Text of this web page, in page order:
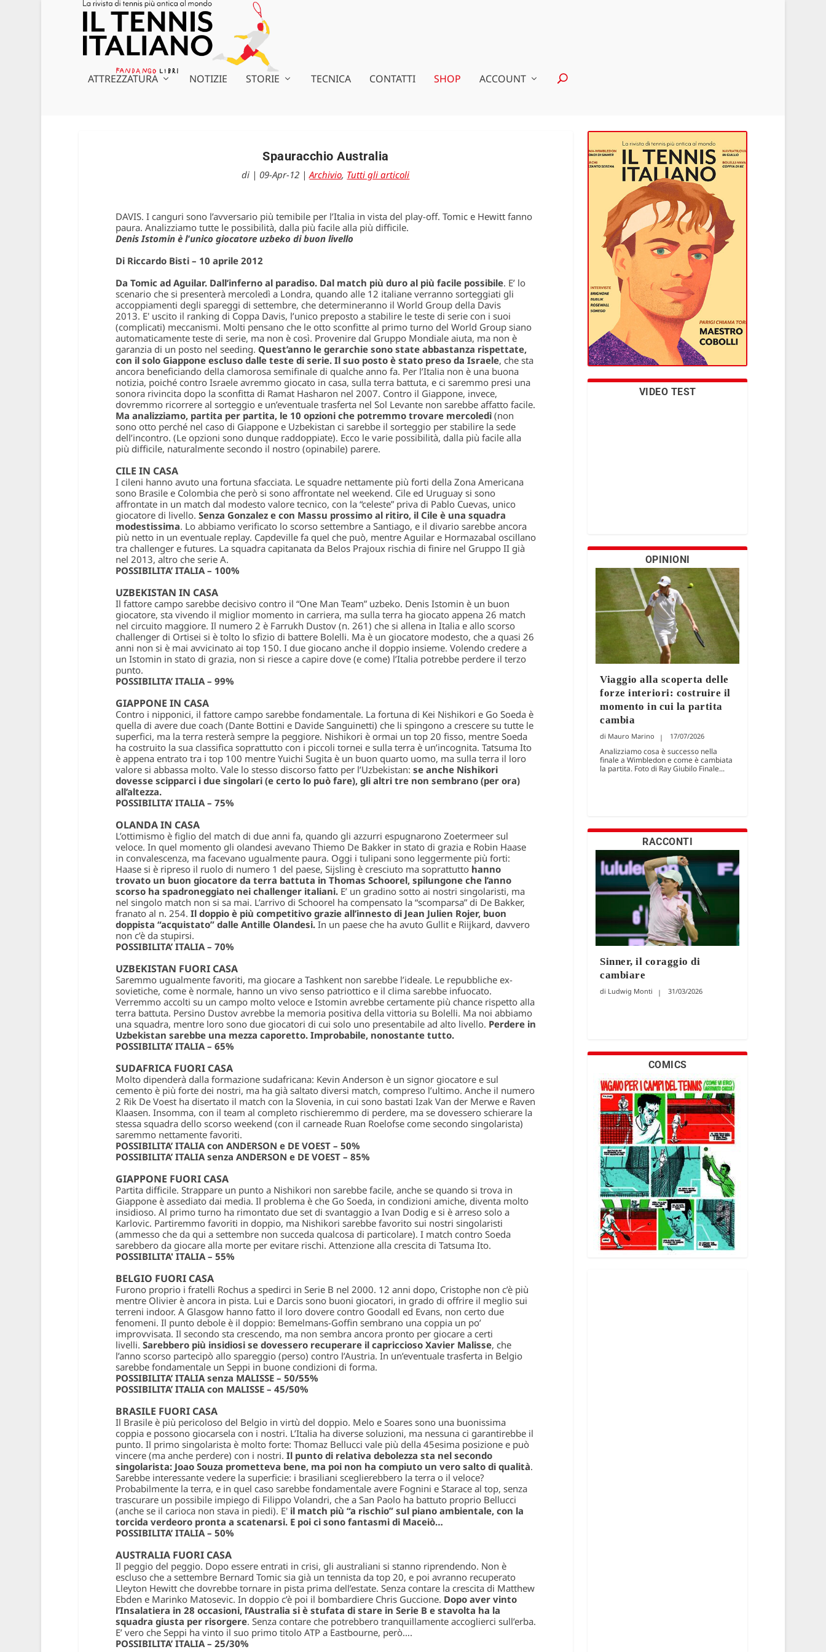
ATTREZZATURA NOTIZIE STORIE TECNICA CONTATTI SHOP ACCOUNT
Spauracchio Australia
di | 09-Apr-12 |Archivio, Tutti gli articoli
DAVIS. I canguri sono l’avversario più temibile per l’Italia in vista del play-off. Tomic e Hewitt fanno
paura. Analizziamo tutte le possibilità, dalla più facile alla più difficile.
Denis Istomin è l'unico giocatore uzbeko di buon livello
Di Riccardo Bisti – 10 aprile 2012
Da Tomic ad Aguilar. Dall’inferno al paradiso. Dal match più duro al più facile possibile. E’ lo
scenario che si presenterà mercoledì a Londra, quando alle 12 italiane verranno sorteggiati gli
accoppiamenti degli spareggi di settembre, che determineranno il World Group della Davis
2013. E' uscito il ranking di Coppa Davis, l’unico preposto a stabilire le teste di serie con i suoi
(complicati) meccanismi. Molti pensano che le otto sconfitte al primo turno del World Group siano
automaticamente teste di serie, ma non è così. Provenire dal Gruppo Mondiale aiuta, ma non è
garanzia di un posto nel seeding. Quest’anno le gerarchie sono state abbastanza rispettate,
con il solo Giappone escluso dalle teste di serie. Il suo posto è stato preso da Israele, che sta
ancora beneficiando della clamorosa semifinale di qualche anno fa. Per l’Italia non è una buona
notizia, poiché contro Israele avremmo giocato in casa, sulla terra battuta, e ci saremmo presi una
sonora rivincita dopo la sconfitta di Ramat Hasharon nel 2007. Contro il Giappone, invece,
dovremmo ricorrere al sorteggio e un’eventuale trasferta nel Sol Levante non sarebbe affatto facile.
Ma analizziamo, partita per partita, le 10 opzioni che potremmo trovare mercoledì(non
sono otto perché nel caso di Giappone e Uzbekistan ci sarebbe il sorteggio per stabilire la sede
dell’incontro. (Le opzioni sono dunque raddoppiate). Ecco le varie possibilità, dalla più facile alla
più difficile, naturalmente secondo il nostro (opinabile) parere.
CILE IN CASA
I cileni hanno avuto una fortuna sfacciata. Le squadre nettamente più forti della Zona Americana
sono Brasile e Colombia che però si sono affrontate nel weekend. Cile ed Uruguay si sono
affrontate in un match dal modesto valore tecnico, con la “celeste” priva di Pablo Cuevas, unico
giocatore di livello. Senza Gonzalez e con Massu prossimo al ritiro, il Cile è una squadra
modestissima. Lo abbiamo verificato lo scorso settembre a Santiago, e il divario sarebbe ancora
più netto in un eventuale replay. Capdeville fa quel che può, mentre Aguilar e Hormazabal oscillano
tra challenger e futures. La squadra capitanata da Belos Prajoux rischia di finire nel Gruppo II già
nel 2013, altro che serie A.
POSSIBILITA’ ITALIA – 100%
UZBEKISTAN IN CASA
Il fattore campo sarebbe decisivo contro il “One Man Team” uzbeko. Denis Istomin è un buon
giocatore, sta vivendo il miglior momento in carriera, ma sulla terra ha giocato appena 26 match
nel circuito maggiore. Il numero 2 è Farrukh Dustov (n. 261) che si allena in Italia e allo scorso
challenger di Ortisei si è tolto lo sfizio di battere Bolelli. Ma è un giocatore modesto, che a quasi 26
anni non si è mai avvicinato ai top 150. I due giocano anche il doppio insieme. Volendo credere a
un Istomin in stato di grazia, non si riesce a capire dove (e come) l’Italia potrebbe perdere il terzo
punto.
POSSIBILITA’ ITALIA – 99%
GIAPPONE IN CASA
Contro i nipponici, il fattore campo sarebbe fondamentale. La fortuna di Kei Nishikori e Go Soeda è
quella di avere due coach (Dante Bottini e Davide Sanguinetti) che li spingono a crescere su tutte le
superfici, ma la terra resterà sempre la peggiore. Nishikori è ormai un top 20 fisso, mentre Soeda
ha costruito la sua classifica soprattutto con i piccoli tornei e sulla terra è un’incognita. Tatsuma Ito
è appena entrato tra i top 100 mentre Yuichi Sugita è un buon quarto uomo, ma sulla terra il loro
valore si abbassa molto. Vale lo stesso discorso fatto per l’Uzbekistan: se anche Nishikori
dovesse scipparci i due singolari (e certo lo può fare), gli altri tre non sembrano (per ora)
all’altezza.
POSSIBILITA’ ITALIA – 75%
OLANDA IN CASA
L’ottimismo è figlio del match di due anni fa, quando gli azzurri espugnarono Zoetermeer sul
veloce. In quel momento gli olandesi avevano Thiemo De Bakker in stato di grazia e Robin Haase
in convalescenza, ma facevano ugualmente paura. Oggi i tulipani sono leggermente più forti:
Haase si è ripreso il ruolo di numero 1 del paese, Sijsling è cresciuto ma soprattutto hanno
trovato un buon giocatore da terra battuta in Thomas Schoorel, spilungone che l’anno
scorso ha spadroneggiato nei challenger italiani.E’ un gradino sotto ai nostri singolaristi, ma
nel singolo match non si sa mai. L’arrivo di Schoorel ha compensato la “scomparsa” di De Bakker,
franato al n. 254. Il doppio è più competitivo grazie all’innesto di Jean Julien Rojer, buon
doppista “acquistato” dalle Antille Olandesi.In un paese che ha avuto Gullit e Riijkard, davvero
non c’è da stupirsi.
POSSIBILITA’ ITALIA – 70%
UZBEKISTAN FUORI CASA
Saremmo ugualmente favoriti, ma giocare a Tashkent non sarebbe l’ideale. Le repubbliche ex-
sovietiche, come è normale, hanno un vivo senso patriottico e il clima sarebbe infuocato.
Verremmo accolti su un campo molto veloce e Istomin avrebbe certamente più chance rispetto alla
terra battuta. Persino Dustov avrebbe la memoria positiva della vittoria su Bolelli. Ma noi abbiamo
una squadra, mentre loro sono due giocatori di cui solo uno presentabile ad alto livello. Perdere in
Uzbekistan sarebbe una mezza caporetto. Improbabile, nonostante tutto.
POSSIBILITA’ ITALIA – 65%
SUDAFRICA FUORI CASA
Molto dipenderà dalla formazione sudafricana: Kevin Anderson è un signor giocatore e sul
cemento è più forte dei nostri, ma ha già saltato diversi match, compreso l’ultimo. Anche il numero
2 Rik De Voest ha disertato il match con la Slovenia, in cui sono bastati Izak Van der Merwe e Raven
Klaasen. Insomma, con il team al completo rischieremmo di perdere, ma se dovessero schierare la
stessa squadra dello scorso weekend (con il carneade Ruan Roelofse come secondo singolarista)
saremmo nettamente favoriti.
POSSIBILITA’ ITALIA con ANDERSON e DE VOEST – 50%
POSSIBILITA’ ITALIA senza ANDERSON e DE VOEST – 85%
GIAPPONE FUORI CASA
Partita difficile. Strappare un punto a Nishikori non sarebbe facile, anche se quando si trova in
Giappone è assediato dai media. Il problema è che Go Soeda, in condizioni amiche, diventa molto
insidioso. Al primo turno ha rimontato due set di svantaggio a Ivan Dodig e si è arreso solo a
Karlovic. Partiremmo favoriti in doppio, ma Nishikori sarebbe favorito sui nostri singolaristi
(ammesso che da qui a settembre non succeda qualcosa di particolare). I match contro Soeda
sarebbero da giocare alla morte per evitare rischi. Attenzione alla crescita di Tatsuma Ito.
POSSIBILITA' ITALIA – 55%
BELGIO FUORI CASA
Furono proprio i fratelli Rochus a spedirci in Serie B nel 2000. 12 anni dopo, Cristophe non c’è più
mentre Olivier è ancora in pista. Lui e Darcis sono buoni giocatori, in grado di offrire il meglio sui
terreni indoor. A Glasgow hanno fatto il loro dovere contro Goodall ed Evans, non certo due
fenomeni. Il punto debole è il doppio: Bemelmans-Goffin sembrano una coppia un po’
improvvisata. Il secondo sta crescendo, ma non sembra ancora pronto per giocare a certi
livelli. Sarebbero più insidiosi se dovessero recuperare il capriccioso Xavier Malisse, che
l’anno scorso partecipò allo spareggio (perso) contro l’Austria. In un’eventuale trasferta in Belgio
sarebbe fondamentale un Seppi in buone condizioni di forma.
POSSIBILITA’ ITALIA senza MALISSE – 50/55%
POSSIBILITA’ ITALIA con MALISSE – 45/50%
BRASILE FUORI CASA
Il Brasile è più pericoloso del Belgio in virtù del doppio. Melo e Soares sono una buonissima
coppia e possono giocarsela con i nostri. L’Italia ha diverse soluzioni, ma nessuna ci garantirebbe il
punto. Il primo singolarista è molto forte: Thomaz Bellucci vale più della 45esima posizione e può
vincere (ma anche perdere) con i nostri. Il punto di relativa debolezza sta nel secondo
singolarista: Joao Souza prometteva bene, ma poi non ha compiuto un vero salto di qualità.
Sarebbe interessante vedere la superficie: i brasiliani sceglierebbero la terra o il veloce?
Probabilmente la terra, e in quel caso sarebbe fondamentale avere Fognini e Starace al top, senza
trascurare un possibile impiego di Filippo Volandri, che a San Paolo ha battuto proprio Bellucci
(anche se il carioca non stava in piedi). E'il match più “a rischio” sul piano ambientale, con la
torcida verdeoro pronta a scatenarsi. E poi ci sono fantasmi di Maceiò…
POSSIBILITA’ ITALIA – 50%
AUSTRALIA FUORI CASA
Il peggio del peggio. Dopo essere entrati in crisi, gli australiani si stanno riprendendo. Non è
escluso che a settembre Bernard Tomic sia già un tennista da top 20, e poi avranno recuperato
Lleyton Hewitt che dovrebbe tornare in pista prima dell’estate. Senza contare la crescita di Matthew
Ebden e Marinko Matosevic. In doppio c’è poi il bombardiere Chris Guccione. Dopo aver vinto
l’Insalatiera in 28 occasioni, l’Australia si è stufata di stare in Serie B e stavolta ha la
squadra giusta per risorgere. Senza contare che potrebbero tranquillamente accoglierci sull’erba.
E’ vero che Seppi ha vinto il suo primo titolo ATP a Eastbourne, però….
POSSIBILITA’ ITALIA – 25/30%
VIDEO TEST
OPINIONI
Viaggio alla scoperta delle
forze interiori: costruire il
momento in cui la partita
cambia
Mauro Marino 17/07/2026
Analizziamo cosa è successo nella
finale a Wimbledon e come è cambiata
la partita. Foto di Ray Giubilo Finale...
RACCONTI
Sinner, il coraggio di
cambiare
Ludwig Monti 31/03/2026
COMICS